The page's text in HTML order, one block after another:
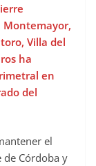
Villa del
ha
en
del
el
de Córdoba y